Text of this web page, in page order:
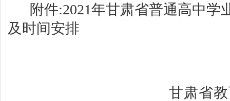
附件:2021年甘肃省普通高中学
及时间安排
甘肃省